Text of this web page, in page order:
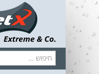
חיפוש